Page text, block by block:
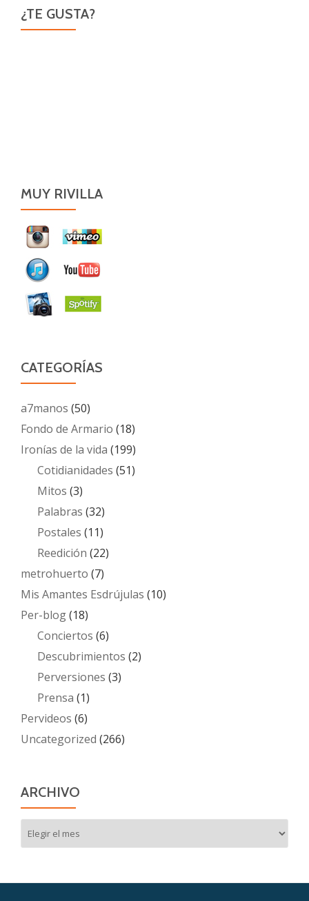
¿TE GUSTA?
MUY RIVILLA
CATEGORÍAS
a7manos (50)
Fondo de Armario (18)
Ironías de la vida (199)
Cotidianidades (51)
Mitos (3)
Palabras (32)
Postales (11)
Reedición (22)
metrohuerto (7)
Mis Amantes Esdrújulas (10)
Per-blog(18)
Conciertos (6)
Descubrimientos (2)
Perversiones (3)
Prensa (1)
Pervideos (6)
Uncategorized (266)
ARCHIVO